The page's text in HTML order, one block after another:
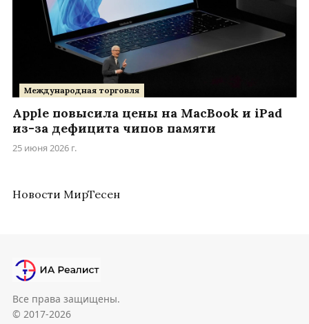
Международная торговля
Apple повысила цены на MacBook и iPad
из-за дефицита чипов памяти
25 июня 2026 г.
Новости МирТесен
Все права защищены.
© 2017-2026